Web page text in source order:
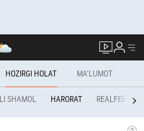
HOZIRGI HOLAT MA’LUMOT
SHAMOL HARORAT REALFEEL®